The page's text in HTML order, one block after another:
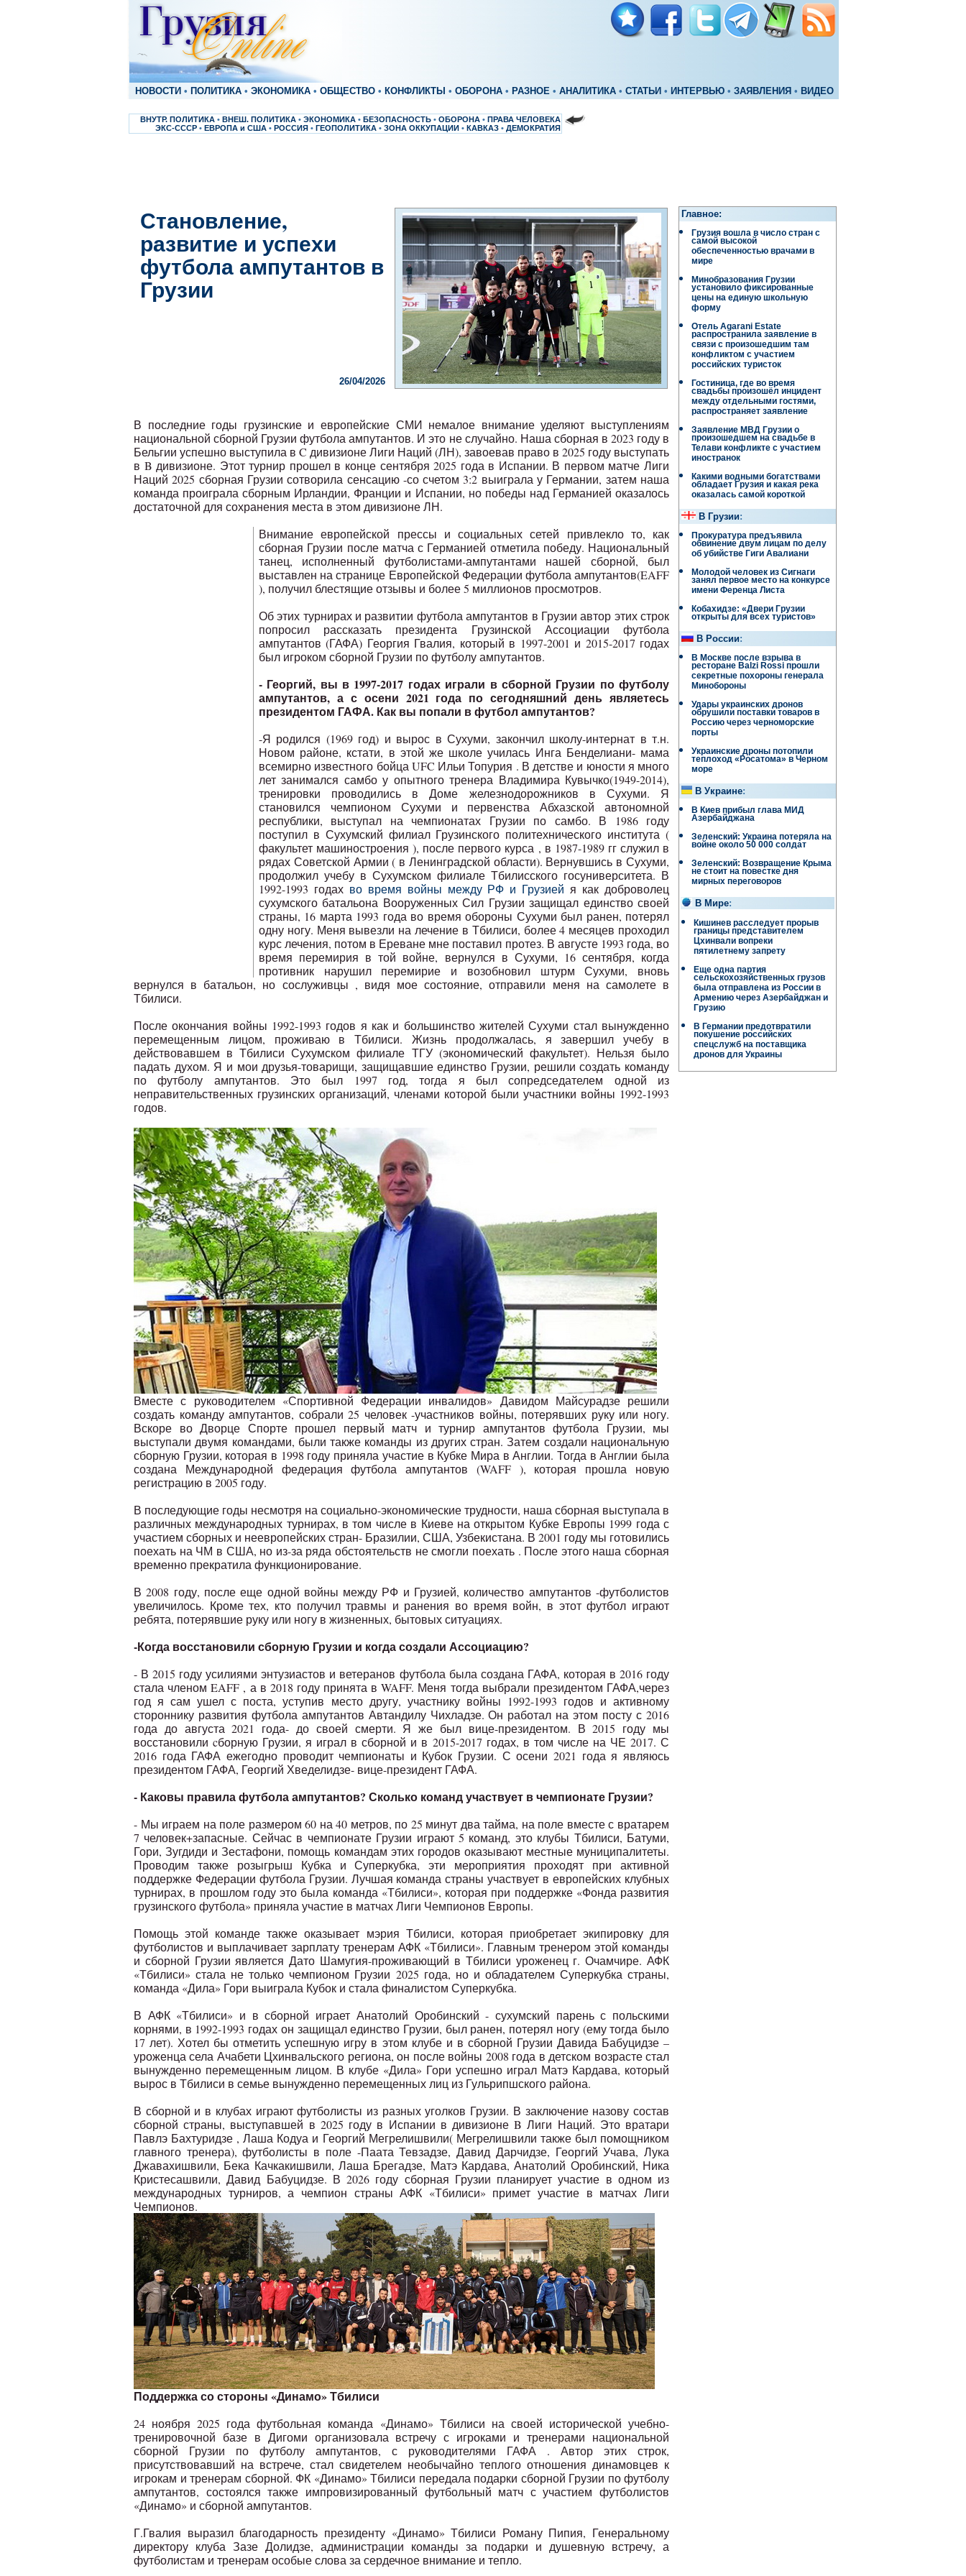
НОВОСТИ • ПОЛИТИКА • ЭКОНОМИКА • ОБЩЕСТВО • КОНФЛИКТЫ • ОБОРОНА • РАЗНОЕ • АНАЛИТИКА • СТАТЬИ • ИНТЕРВЬЮ • ЗАЯВЛЕНИЯ • ВИДЕО
ВНУТР. ПОЛИТИКА • ВНЕШ. ПОЛИТИКА • ЭКОНОМИКА • БЕЗОПАСНОСТЬ • ОБОРОНА • ПРАВА ЧЕЛОВЕКА
ЭКС-СССР • ЕВРОПА и США • РОССИЯ • ГЕОПОЛИТИКА • ЗОНА ОККУПАЦИИ • КАВКАЗ • ДЕМОКРАТИЯ
Становление,
развитие и успехи
футбола ампутантов в
Грузии
26/04/2026
В последние годы грузинские и европейские СМИ немалое внимание уделяют выступлениям
национальной сборной Грузии футбола ампутантов. И это не случайно. Наша сборная в 2023 году в
Бельгии успешно выступила в C дивизионе Лиги Наций (ЛН), завоевав право в 2025 году выступать
в B дивизионе. Этот турнир прошел в конце сентября 2025 года в Испании. В первом матче Лиги
Наций 2025 сборная Грузии сотворила сенсацию -со счетом 3:2 выиграла у Германии, затем наша
команда проиграла сборным Ирландии, Франции и Испании, но победы над Германией оказалось
достаточной для сохранения места в этом дивизионе ЛН.
Внимание европейской прессы и социальных сетей привлекло то, как
сборная Грузии после матча с Германией отметила победу. Национальный
танец, исполненный футболистами-ампутантами нашей сборной, был
выставлен на странице Европейской Федерации футбола ампутантов(EAFF
), получил блестящие отзывы и более 5 миллионов просмотров.
Об этих турнирах и развитии футбола ампутантов в Грузии автор этих строк
попросил рассказать президента Грузинской Ассоциации футбола
ампутантов (ГАФА) Георгия Гвалия, который в 1997-2001 и 2015-2017 годах
был игроком сборной Грузии по футболу ампутантов.
- Георгий, вы в 1997-2017 годах играли в сборной Грузии по футболу
ампутантов, а с осени 2021 года по сегодняшний день являетесь
президентом ГАФА. Как вы попали в футбол ампутантов?
-Я родился (1969 год) и вырос в Сухуми, закончил школу-интернат в т.н.
Новом районе, кстати, в этой же школе училась Инга Бенделиани- мама
всемирно известного бойца UFC Ильи Топурия . В детстве и юности я много
лет занимался самбо у опытного тренера Владимира Кувычко(1949-2014),
тренировки проводились в Доме железнодорожников в Сухуми. Я
становился чемпионом Сухуми и первенства Абхазской автономной
республики, выступал на чемпионатах Грузии по самбо. В 1986 году
поступил в Сухумский филиал Грузинского политехнического института (
факультет машиностроения ), после первого курса , в 1987-1989 гг служил в
рядах Советской Армии ( в Ленинградской области). Вернувшись в Сухуми,
продолжил учебу в Сухумском филиале Тбилисского госуниверситета. В
1992-1993 годах во время войны между РФ и Грузией я как доброволец
сухумского батальона Вооруженных Сил Грузии защищал единство своей
страны, 16 марта 1993 года во время обороны Сухуми был ранен, потерял
одну ногу. Меня вывезли на лечение в Тбилиси, более 4 месяцев проходил
курс лечения, потом в Ереване мне поставил протез. В августе 1993 года, во
время перемирия в той войне, вернулся в Сухуми, 16 сентября, когда
противник нарушил перемирие и возобновил штурм Сухуми, вновь
вернулся в батальон, но сослуживцы , видя мое состояние, отправили меня на самолете в
Тбилиси.
После окончания войны 1992-1993 годов я как и большинство жителей Сухуми стал вынужденно
перемещенным лицом, проживаю в Тбилиси. Жизнь продолжалась, я завершил учебу в
действовавшем в Тбилиси Сухумском филиале ТГУ (экономический факультет). Нельзя было
падать духом. Я и мои друзья-товарищи, защищавшие единство Грузии, решили создать команду
по футболу ампутантов. Это был 1997 год, тогда я был сопредседателем одной из
неправительственных грузинских организаций, членами которой были участники войны 1992-1993
годов.
Вместе с руководителем «Спортивной Федерации инвалидов» Давидом Майсурадзе решили
создать команду ампутантов, собрали 25 человек -участников войны, потерявших руку или ногу.
Вскоре во Дворце Спорте прошел первый матч и турнир ампутантов футбола Грузии, мы
выступали двумя командами, были также команды из других стран. Затем создали национальную
сборную Грузии, которая в 1998 году приняла участие в Кубке Мира в Англии. Тогда в Англии была
создана Международной федерация футбола ампутантов (WAFF ), которая прошла новую
регистрацию в 2005 году.
В последующие годы несмотря на социально-экономические трудности, наша сборная выступала в
различных международных турнирах, в том числе в Киеве на открытом Кубке Европы 1999 года с
участием сборных и неевропейских стран- Бразилии, США, Узбекистана. В 2001 году мы готовились
поехать на ЧМ в США, но из-за ряда обстоятельств не смогли поехать . После этого наша сборная
временно прекратила функционирование.
В 2008 году, после еще одной войны между РФ и Грузией, количество ампутантов -футболистов
увеличилось. Кроме тех, кто получил травмы и ранения во время войн, в этот футбол играют
ребята, потерявшие руку или ногу в жизненных, бытовых ситуациях.
-Когда восстановили сборную Грузии и когда создали Ассоциацию?
- В 2015 году усилиями энтузиастов и ветеранов футбола была создана ГАФА, которая в 2016 году
стала членом EAFF , а в 2018 году принята в WAFF. Меня тогда выбрали президентом ГАФА,через
год я сам ушел с поста, уступив место другу, участнику войны 1992-1993 годов и активному
стороннику развития футбола ампутантов Автандилу Чихладзе. Он работал на этом посту с 2016
года до августа 2021 года- до своей смерти. Я же был вице-президентом. В 2015 году мы
восстановили cборную Грузии, я играл в сборной и в 2015-2017 годах, в том числе на ЧЕ 2017. С
2016 года ГАФА ежегодно проводит чемпионаты и Кубок Грузии. С осени 2021 года я являюсь
президентом ГАФА, Георгий Хведелидзе- вице-президент ГАФА.
- Каковы правила футбола ампутантов? Сколько команд участвует в чемпионате Грузии?
- Мы играем на поле размером 60 на 40 метров, по 25 минут два тайма, на поле вместе с вратарем
7 человек+запасные. Сейчас в чемпионате Грузии играют 5 команд, это клубы Тбилиси, Батуми,
Гори, Зугдиди и Зестафони, помощь командам этих городов оказывают местные муниципалитеты.
Проводим также розыгрыш Кубка и Суперкубка, эти мероприятия проходят при активной
поддержке Федерации футбола Грузии. Лучшая команда страны участвует в европейских клубных
турнирах, в прошлом году это была команда «Тбилиси», которая при поддержке «Фонда развития
грузинского футбола» приняла участие в матчах Лиги Чемпионов Европы.
Помощь этой команде также оказывает мэрия Тбилиси, которая приобретает экипировку для
футболистов и выплачивает зарплату тренерам АФК «Тбилиси». Главным тренером этой команды
и сборной Грузии является Дато Шамугия-проживающий в Тбилиси уроженец г. Очамчире. АФК
«Тбилиси» стала не только чемпионом Грузии 2025 года, но и обладателем Суперкубка страны,
команда «Дила» Гори выиграла Кубок и стала финалистом Суперкубка.
В АФК «Тбилиси» и в сборной играет Анатолий Оробинский - сухумский парень с польскими
корнями, в 1992-1993 годах он защищал единство Грузии, был ранен, потерял ногу (ему тогда было
17 лет). Хотел бы отметить успешную игру в этом клубе и в сборной Грузии Давида Бабуцидзе –
уроженца села Ачабети Цхинвальского региона, он после войны 2008 года в детском возрасте стал
вынужденно перемещенным лицом. В клубе «Дила» Гори успешно играл Матэ Кардава, который
вырос в Тбилиси в семье вынужденно перемещенных лиц из Гульрипшского района.
В сборной и в клубах играют футболисты из разных уголков Грузии. В заключение назову состав
сборной страны, выступавшей в 2025 году в Испании в дивизионе B Лиги Наций. Это вратари
Павлэ Бахтуридзе , Лаша Кодуа и Георгий Мегрелишвили( Мегрелишвили также был помощником
главного тренера), футболисты в поле -Паата Тевзадзе, Давид Дарчидзе, Георгий Учава, Лука
Джавахишвили, Бека Качкакишвили, Лаша Брегадзе, Матэ Кардава, Анатолий Оробинский, Ника
Кристесашвили, Давид Бабуцидзе. В 2026 году сборная Грузии планирует участие в одном из
международных турниров, а чемпион страны АФК «Тбилиси» примет участие в матчах Лиги
Чемпионов.
Поддержка со стороны «Динамо» Тбилиси
24 ноября 2025 года футбольная команда «Динамо» Тбилиси на своей исторической учебно-
тренировочной базе в Дигоми организовала встречу с игроками и тренерами национальной
сборной Грузии по футболу ампутантов, с руководителями ГАФА . Автор этих строк,
присутствовавший на встрече, стал свидетелем необычайно теплого отношения динамовцев к
игрокам и тренерам сборной. ФК «Динамо» Тбилиси передала подарки сборной Грузии по футболу
ампутантов, состоялся также импровизированный футбольный матч с участием футболистов
«Динамо» и сборной ампутантов.
Г.Гвалия выразил благодарность президенту «Динамо» Тбилиси Роману Пипия, Генеральному
директору клуба Зазе Долидзе, администрации команды за подарки и душевную встречу, а
футболистам и тренерам особые слова за сердечное внимание и тепло.
Главное:
Грузия вошла в число стран с
самой высокой
обеспеченностью врачами в
мире
Минобразования Грузии
установило фиксированные
цены на единую школьную
форму
Отель Agarani Estate
распространила заявление в
связи с произошедшим там
конфликтом с участием
российских туристок
Гостиница, где во время
свадьбы произошёл инцидент
между отдельными гостями,
распространяет заявление
Заявление МВД Грузии о
произошедшем на свадьбе в
Телави конфликте с участием
иностранок
Какими водными богатствами
обладает Грузия и какая река
оказалась самой короткой
В Грузии:
Прокуратура предъявила
обвинение двум лицам по делу
об убийстве Гиги Авалиани
Молодой человек из Сигнаги
занял первое место на конкурсе
имени Ференца Листа
Кобахидзе: «Двери Грузии
открыты для всех туристов»
В России:
В Москве после взрыва в
ресторане Balzi Rossi прошли
секретные похороны генерала
Минобороны
Удары украинских дронов
обрушили поставки товаров в
Россию через черноморские
порты
Украинские дроны потопили
теплоход «Росатома» в Черном
море
В Украине:
В Киев прибыл глава МИД
Азербайджана
Зеленский: Украина потеряла на
войне около 50 000 солдат
Зеленский: Возвращение Крыма
не стоит на повестке дня
мирных переговоров
В Мире:
Кишинев расследует прорыв
границы представителем
Цхинвали вопреки
пятилетнему запрету
Еще одна партия
сельскохозяйственных грузов
была отправлена ​​из России в
Армению через Азербайджан и
Грузию
В Германии предотвратили
покушение российских
спецслужб на поставщика
дронов для Украины